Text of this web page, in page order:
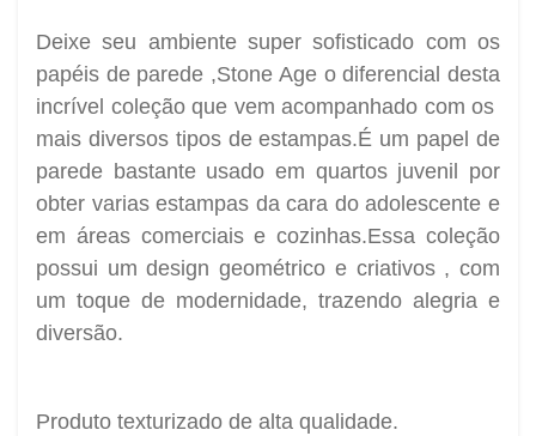
Deixe seu ambiente super sofisticado com os
papéis de parede ,Stone Age o diferencial desta
incrível coleção que vem acompanhado com os
mais diversos tipos de estampas.É um papel de
parede bastante usado em quartos juvenil por
obter varias estampas da cara do adolescente e
em áreas comerciais e cozinhas.Essa coleção
possui um design geométrico e criativos , com
um toque de modernidade, trazendo alegria e
diversão.
Produto texturizado de alta qualidade.